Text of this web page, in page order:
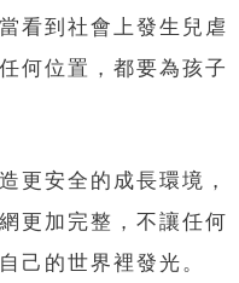
看到社會上發生兒虐
何位置，都要為孩子
更安全的成長環境，
更加完整，不讓任何
己的世界裡發光。